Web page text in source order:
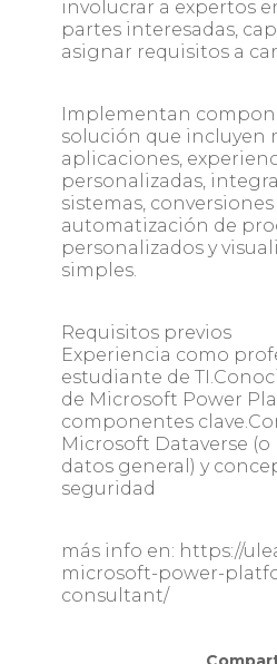
involucrar a expertos
partes interesadas,
asignar requisitos a
Implementan
solución que incluyen
aplicaciones,
personalizadas,
sistemas,
automatización de
personalizados y
simples.
Requisitos previos
Experiencia como
estudiante de
de Microsoft Power
componentes
Microsoft Dataverse
datos general) y
seguridad
más info en: https://
microsoft-power-
consultant/